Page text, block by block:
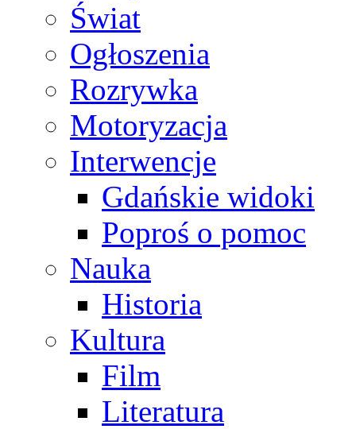
Świat
Ogłoszenia
Rozrywka
Motoryzacja
Interwencje
Gdańskie widoki
Poproś o pomoc
Nauka
Historia
Kultura
Film
Literatura